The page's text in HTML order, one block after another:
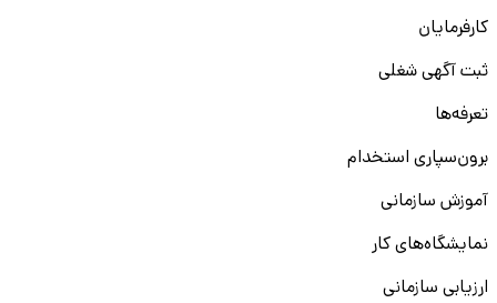
کارفرمایان
ثبت آگهی شغلی
تعرفه‌ها
برون‌سپاری استخدام
آموزش سازمانی
نمایشگاه‌های کار
ارزیابی سازمانی